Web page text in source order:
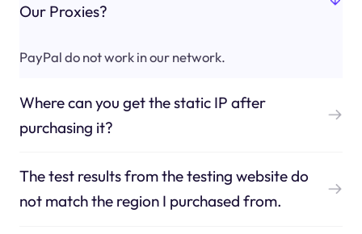
Our Proxies?
PayPal do not work in our network.
Where can you get the static IP after
purchasing it?
The test results from the testing website do
not match the region I purchased from.